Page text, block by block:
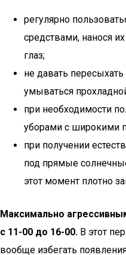
регулярно
средствами, нанося
глаз;
не давать пересыхать
умываться
при необходимости
уборами с широкими
при получении
под прямые
этот момент плотно
Максимально
с 11-00 до 16-00. В этот
вообще избегать